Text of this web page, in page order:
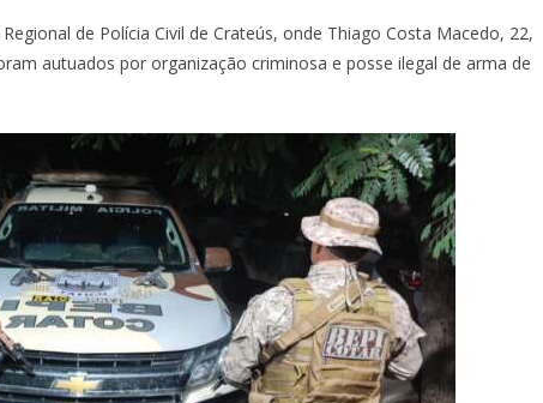
de Polícia Civil de Crateús, onde Thiago Costa Macedo, 22,
autuados por organização criminosa e posse ilegal de arma de